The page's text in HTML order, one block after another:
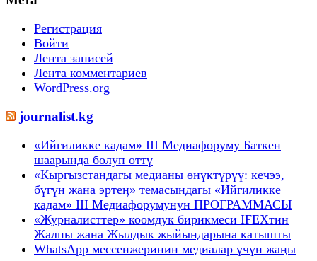
Регистрация
Войти
Лента записей
Лента комментариев
WordPress.org
journalist.kg
«Ийгиликке кадам» III Медиафоруму Баткен
шаарында болуп өттү
«Кыргызстандагы медианы өнүктүрүү: кечээ,
бүгүн жана эртеӊ» темасындагы «Ийгиликке
кадам» III Медиафорумунун ПРОГРАММАСЫ
«Журналисттер» коомдук бирикмеси IFEXтин
Жалпы жана Жылдык жыйындарына катышты
WhatsApp мессенжеринин медиалар үчүн жаңы